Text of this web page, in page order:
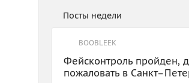
Посты недели
BOOBLEEK
Фейсконтроль пройден,
пожаловать в